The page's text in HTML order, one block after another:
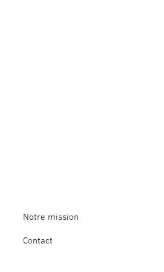
Notre mission
Contact